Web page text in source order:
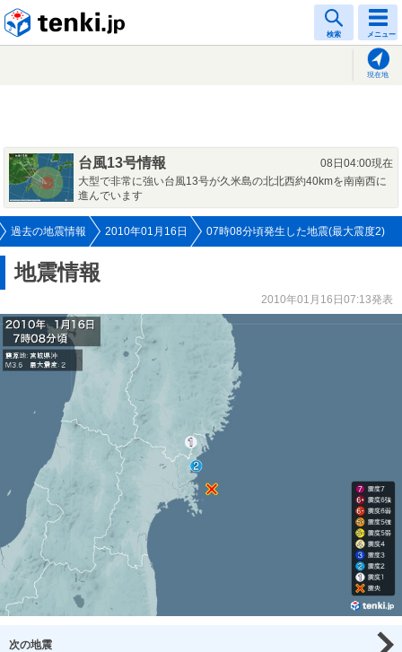
検索 メニュー
現在地
台風13号情報
08日04:00現在
大型で非常に強い台風13号が久米島の北北西約40kmを南南西に
進んでいます
過去の地震情報 2010年01月16日 07時08分頃発生した地震(最大震度2)
地震情報
2010年01月16日07:13発表
次の地震